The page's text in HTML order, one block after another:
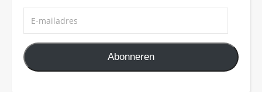
Abonneren